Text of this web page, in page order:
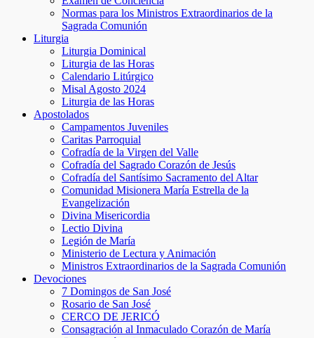
Normas para los Ministros Extraordinarios de la
Sagrada Comunión
Liturgia
Liturgia Dominical
Liturgia de las Horas
Calendario Litúrgico
Misal Agosto 2024
Liturgia de las Horas
Apostolados
Campamentos Juveniles
Caritas Parroquial
Cofradía de la Virgen del Valle
Cofradía del Sagrado Corazón de Jesús
Cofradía del Santísimo Sacramento del Altar
Comunidad Misionera María Estrella de la
Evangelización
Divina Misericordia
Lectio Divina
Legión de María
Ministerio de Lectura y Animación
Ministros Extraordinarios de la Sagrada Comunión
Devociones
7 Domingos de San José
Rosario de San José
CERCO DE JERICÓ
Consagración al Inmaculado Corazón de María